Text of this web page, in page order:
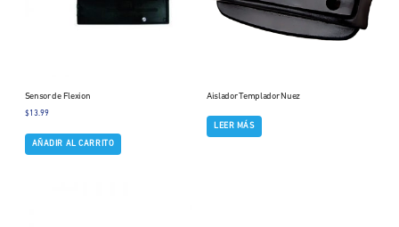
Sensor de Flexion
$13.99
AÑADIR AL CARRITO
Aislador Templador Nuez
LEER MÁS